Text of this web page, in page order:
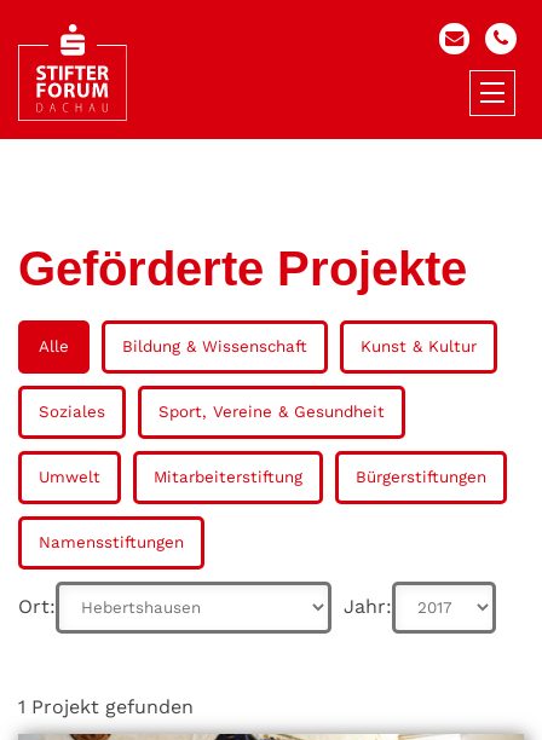
Geförderte Projekte
Alle Bildung & Wissenschaft Kunst & Kultur
Soziales Sport, Vereine & Gesundheit
Umwelt Mitarbeiterstiftung Bürgerstiftungen
Namensstiftungen
Ort: Jahr:
1 Projekt gefunden